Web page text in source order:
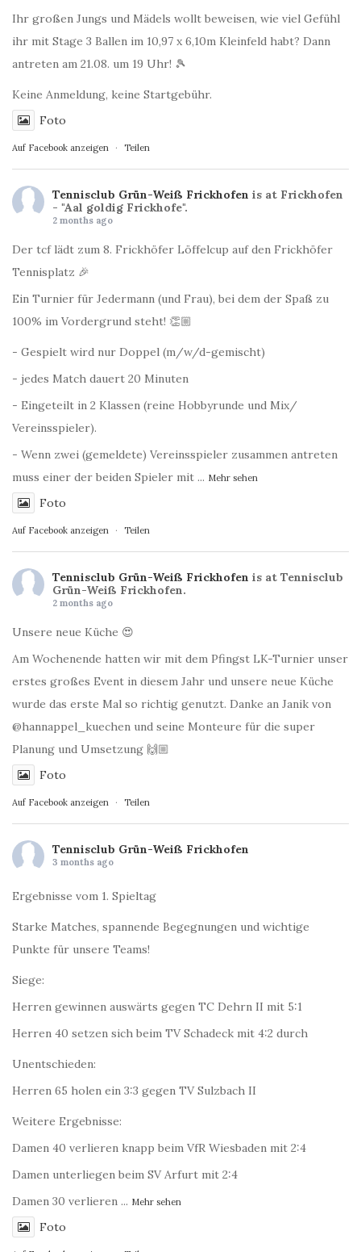
Ihr großen Jungs und Mädels wollt beweisen, wie viel Gefühl
ihr mit Stage 3 Ballen im 10,97 x 6,10m Kleinfeld habt? Dann
antreten am 21.08. um 19 Uhr! 🎾
Keine Anmeldung, keine Startgebühr.
Foto
Auf Facebook anzeigen · Teilen
Tennisclub Grün-Weiß Frickhofen is at Frickhofen
- "Aal goldig Frickhofe".
2 months ago
Der tcf lädt zum 8. Frickhöfer Löffelcup auf den Frickhöfer
Tennisplatz 🎉
Ein Turnier für Jedermann (und Frau), bei dem der Spaß zu
100% im Vordergrund steht! 👏🏼
- Gespielt wird nur Doppel (m/w/d-gemischt)
- jedes Match dauert 20 Minuten
- Eingeteilt in 2 Klassen (reine Hobbyrunde und Mix/
Vereinsspieler).
- Wenn zwei (gemeldete) Vereinsspieler zusammen antreten
muss einer der beiden Spieler mit ... Mehr sehen
Foto
Auf Facebook anzeigen · Teilen
Tennisclub Grün-Weiß Frickhofen is at Tennisclub
Grün-Weiß Frickhofen.
2 months ago
Unsere neue Küche 😍
Am Wochenende hatten wir mit dem Pfingst LK-Turnier unser
erstes großes Event in diesem Jahr und unsere neue Küche
wurde das erste Mal so richtig genutzt. Danke an Janik von
@hannappel_kuechen und seine Monteure für die super
Planung und Umsetzung 🙌🏼
Foto
Auf Facebook anzeigen · Teilen
Tennisclub Grün-Weiß Frickhofen
3 months ago
Ergebnisse vom 1. Spieltag
Starke Matches, spannende Begegnungen und wichtige
Punkte für unsere Teams!
Siege:
Herren gewinnen auswärts gegen TC Dehrn II mit 5:1
Herren 40 setzen sich beim TV Schadeck mit 4:2 durch
Unentschieden:
Herren 65 holen ein 3:3 gegen TV Sulzbach II
Weitere Ergebnisse:
Damen 40 verlieren knapp beim VfR Wiesbaden mit 2:4
Damen unterliegen beim SV Arfurt mit 2:4
Damen 30 verlieren ... Mehr sehen
Foto